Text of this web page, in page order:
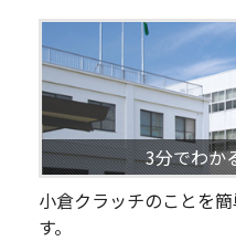
3分でわか
小倉クラッチのことを
す。